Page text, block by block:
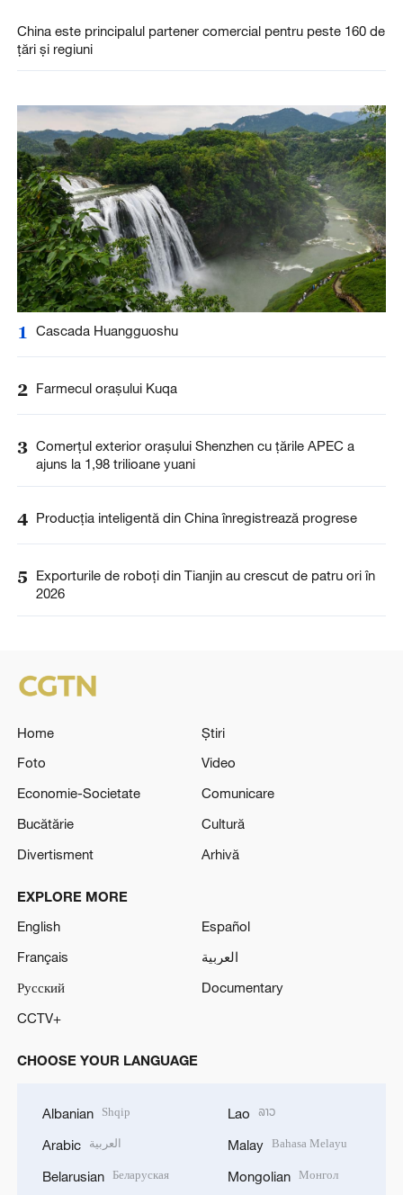
China este principalul partener comercial pentru peste 160 de
țări și regiuni
1 Cascada Huangguoshu
2 Farmecul orașului Kuqa
3 Comerțul exterior orașului Shenzhen cu țările APEC a
ajuns la 1,98 trilioane yuani
4 Producția inteligentă din China înregistrează progrese
5
Exporturile de roboți din Tianjin au crescut de patru ori în
2026
Home
Știri
Foto
Video
Economie-Societate
Comunicare
Bucătărie
Cultură
Divertisment
Arhivă
EXPLORE MORE
English
Español
Français
العربية
Русский
Documentary
CCTV+
CHOOSE YOUR LANGUAGE
Albanian Shqip
Arabic العربية
Belarusian Беларуская
Lao ລາວ
Malay Bahasa Melayu
Mongolian Монгол